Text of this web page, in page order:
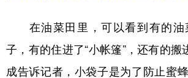
在油菜田里，可以看到有的油
子，有的住进了“小帐篷”，还有的搬
成告诉记者，小袋子是为了防止蜜